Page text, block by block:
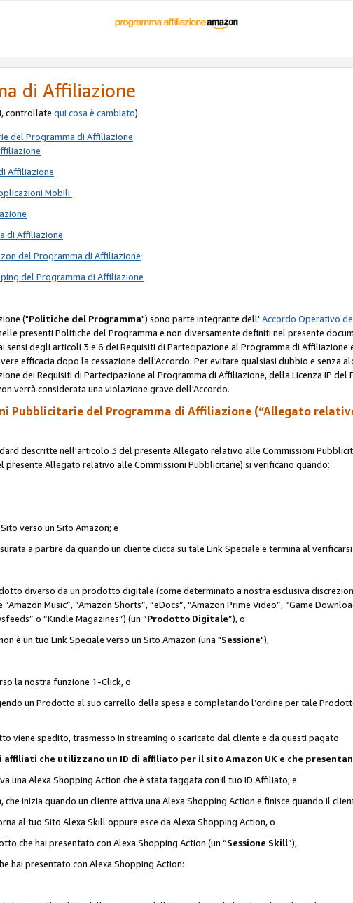
di Affiliazione
controllate qui cosa è cambiato).
del Programma di Affiliazione
Affiliazione
Mobili
di Affiliazione
del Programma di Affiliazione
del Programma di Affiliazione
("Politiche del Programma") sono parte integrante dell' Accordo Operativo
presenti Politiche del Programma e non diversamente definiti nel presente
degli articoli 3 e 6 dei Requisiti di Partecipazione al Programma di Affiliazione
efficacia dopo la cessazione dell'Accordo. Per evitare qualsiasi dubbio e senza
dei Requisiti di Partecipazione al Programma di Affiliazione, della Licenza IP
verrà considerata una violazione grave dell'Accordo.
Pubblicitarie del Programma di Affiliazione (“Allegato
descritte nell'articolo 3 del presente Allegato relativo alle Commissioni
Allegato relativo alle Commissioni Pubblicitarie) si verificano quando:
verso un Sito Amazon; e
a partire da quando un cliente clicca su tale Link Speciale e termina al
diverso da un prodotto digitale (come determinato a nostra esclusiva
Music”, “Amazon Shorts”, “eDocs”, “Amazon Prime Video”, “Game
o “Kindle Magazines”) (un “Prodotto Digitale”), o
è un tuo Link Speciale verso un Sito Amazon (una "Sessione"),
la nostra funzione 1-Click, o
un Prodotto al suo carrello della spesa e completando l’ordine per tale
viene spedito, trasmesso in streaming o scaricato dal cliente e da questi pagato
che utilizzano un ID di affiliato per il sito Amazon UK e che
una Alexa Shopping Action che è stata taggata con il tuo ID Affiliato; e
inizia quando un cliente attiva una Alexa Shopping Action e finisce quando il
al tuo Sito Alexa Skill oppure esce da Alexa Shopping Action, o
che hai presentato con Alexa Shopping Action (un “Sessione Skill”),
hai presentato con Alexa Shopping Action: